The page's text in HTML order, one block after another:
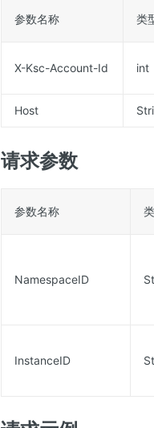
参数名称 类
X-Ksc-Account-Id int
Host
请求参数
参数名称
NamespaceID
InstanceID